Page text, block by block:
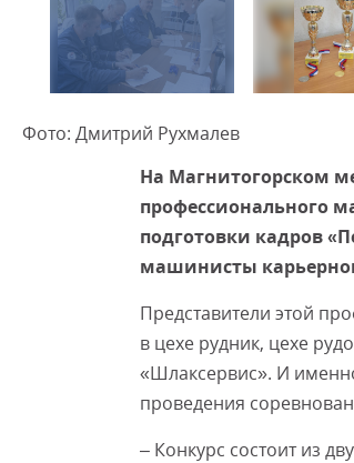
Фото: Дмитрий Рухмалев
На Магнитогорском
профессионального
подготовки кадров
машинисты
Представители этой
в цехе рудник, цехе
«Шлаксервис». И
проведения
– Конкурс состоит из